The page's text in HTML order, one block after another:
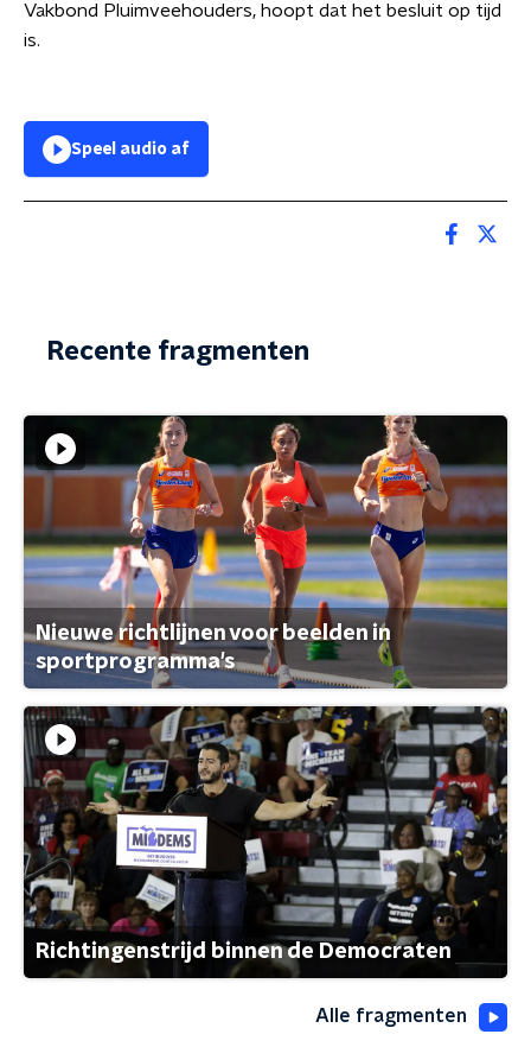
Vakbond Pluimveehouders, hoopt dat het besluit op tijd
is.
Speel audio af
Recente fragmenten
Nieuwe richtlijnen voor beelden in
sportprogramma's
Richtingenstrijd binnen de Democraten
Alle fragmenten